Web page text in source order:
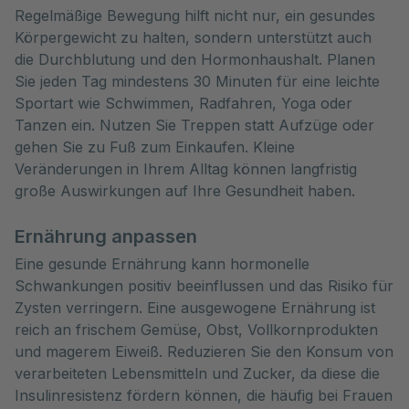
Regelmäßige Bewegung hilft nicht nur, ein gesundes
Körpergewicht zu halten, sondern unterstützt auch
die Durchblutung und den Hormonhaushalt. Planen
Sie jeden Tag mindestens 30 Minuten für eine leichte
Sportart wie Schwimmen, Radfahren, Yoga oder
Tanzen ein. Nutzen Sie Treppen statt Aufzüge oder
gehen Sie zu Fuß zum Einkaufen. Kleine
Veränderungen in Ihrem Alltag können langfristig
große Auswirkungen auf Ihre Gesundheit haben.
Ernährung anpassen
Eine gesunde Ernährung kann hormonelle
Schwankungen positiv beeinflussen und das Risiko für
Zysten verringern. Eine ausgewogene Ernährung ist
reich an frischem Gemüse, Obst, Vollkornprodukten
und magerem Eiweiß. Reduzieren Sie den Konsum von
verarbeiteten Lebensmitteln und Zucker, da diese die
Insulinresistenz fördern können, die häufig bei Frauen